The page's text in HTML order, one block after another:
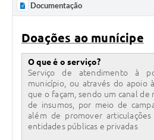
Fala.BR
Listagem dos CEPs de Vinhedo
Acesso à Informação
Contratos
Associação dos Servidores Públicos
Vinhedo
Documentação
Doações ao munícipe
O que é o serviço?
Serviço de atendimento à
município, ou através do apoio
que o façam, sendo um canal de
de insumos, por meio de
além de promover
entidades públicas e privadas